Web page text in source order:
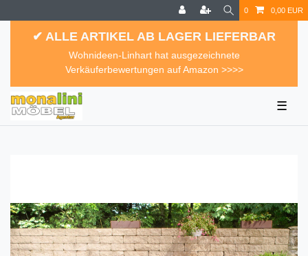
0 0,00 EUR
✔ ALLE ARTIKEL AB LAGER LIEFERBAR
Wohnideen-Linhart hat ausgezeichnete
Verkäuferbewertungen auf Amazon >>>>
☰